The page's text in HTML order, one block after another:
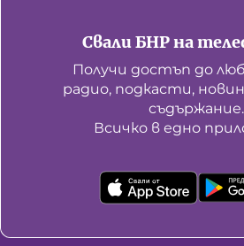
Свали БНР на
Получи достъп до
радио, подкасти,
съдържание.
Всичко в едно